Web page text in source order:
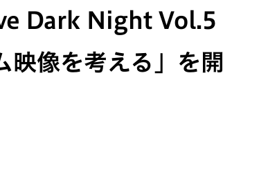
Dark Night Vol.5
映像を考える」を開